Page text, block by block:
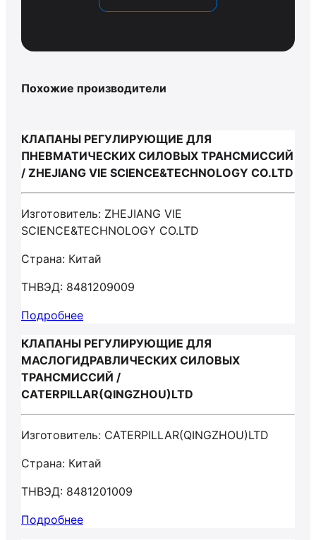
Похожие производители
КЛАПАНЫ РЕГУЛИРУЮЩИЕ ДЛЯ
ПНЕВМАТИЧЕСКИХ СИЛОВЫХ ТРАНСМИССИЙ
/ ZHEJIANG VIE SCIENCE&TECHNOLOGY CO.LTD
Изготовитель: ZHEJIANG VIE
SCIENCE&TECHNOLOGY CO.LTD
Страна: Китай
ТНВЭД: 8481209009
Подробнее
КЛАПАНЫ РЕГУЛИРУЮЩИЕ ДЛЯ
МАСЛОГИДРАВЛИЧЕСКИХ СИЛОВЫХ
ТРАНСМИССИЙ /
CATERPILLAR(QINGZHOU)LTD
Изготовитель: CATERPILLAR(QINGZHOU)LTD
Страна: Китай
ТНВЭД: 8481201009
Подробнее